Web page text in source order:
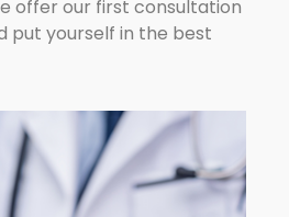
offer our first consultation
put yourself in the best